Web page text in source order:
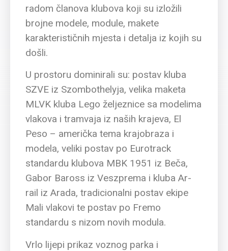
radom članova klubova koji su izložili
brojne modele, module, makete
karakterističnih mjesta i detalja iz kojih su
došli.
U prostoru dominirali su: postav kluba
SZVE iz Szombothelyja, velika maketa
MLVK kluba Lego željeznice sa modelima
vlakova i tramvaja iz naših krajeva, El
Peso – američka tema krajobraza i
modela, veliki postav po Eurotrack
standardu klubova MBK 1951 iz Beča,
Gabor Baross iz Veszprema i kluba Ar-
rail iz Arada, tradicionalni postav ekipe
Mali vlakovi te postav po Fremo
standardu s nizom novih modula.
Vrlo lijepi prikaz voznog parka i